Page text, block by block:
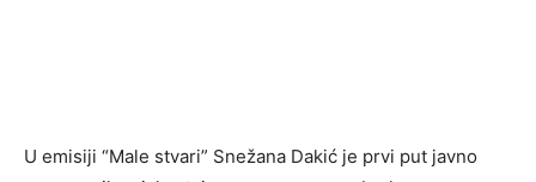
U emisiji “Male stvari” Snežana Dakić je prvi put javno